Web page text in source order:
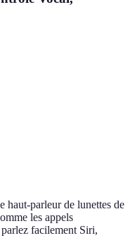
haut-parleur de lunettes de
les appels
facilement Siri,